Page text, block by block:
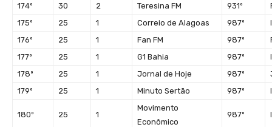
174º 30 2 Teresina FM 931º
175º
25 1 Correio de Alagoas 987º
176º
25 1 Fan FM 987º
177º
25 1 G1 Bahia 987º
178º
25 1 Jornal de Hoje 987º
179º
25 1 Minuto Sertão 987º
180º 25 1
Movimento
Econômico
987º